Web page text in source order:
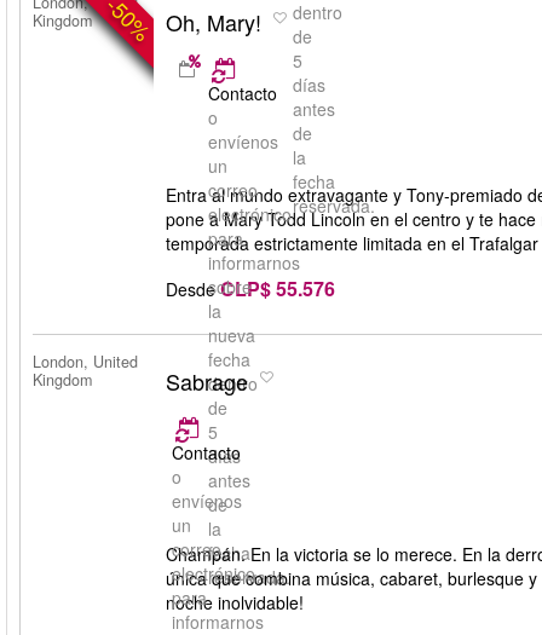
dentro
de
5
días
antes
de
la
fecha
reservada.
-50%
Kingdom
Oh, Mary!
Contacto
o
envíenos
un
correo
electrónico
para
informarnos
sobre
la
nueva
fecha
dentro
de
5
días
antes
de
la
fecha
reservada.
Entra al mundo extravagante y Tony‑premiado
pone a Mary Todd Lincoln en el centro y te
temporada estrictamente limitada en el
Desde CLP$ 55.576
London, United
Kingdom
Sabrage
Contacto
o
envíenos
un
correo
electrónico
para
informarnos
Champán. En la victoria se lo merece. En la
única que combina música, cabaret, burlesque
noche inolvidable!